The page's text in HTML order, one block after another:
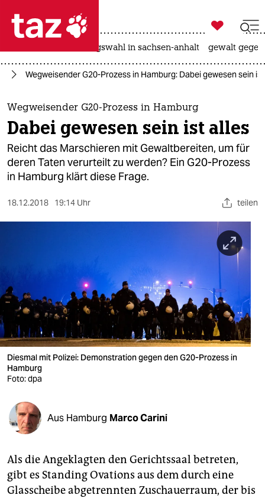
 taz zahl ich
taz zahl ich
themen
politik
öko
gesellschaft
nord
wahrheit
verlag
verlag
shop
fragen & hilfe
unterstützen
abo

taz zahl ich
landtagswahl in sachsen-anhalt gewalt
Wegweisender G20-Prozess in Hamburg: Dabei gewesen sein
Wegweisender G20-Prozess in Hamburg
Dabei gewesen sein ist alles
Reicht das Marschieren mit Gewaltbereiten, um für
deren Taten verurteilt zu werden? Ein G20-Prozess
in Hamburg klärt diese Frage.
18.12.2018 19:14 Uhr teilen
Diesmal mit Polizei: Demonstration gegen den G20-Prozess in
Hamburg
Foto: dpa
Aus Hamburg Marco Carini
Als die Angeklagten den Gerichtssaal betreten,
gibt es Standing Ovations aus dem durch eine
Glasscheibe abgetrennten Zuschauerraum, der bis